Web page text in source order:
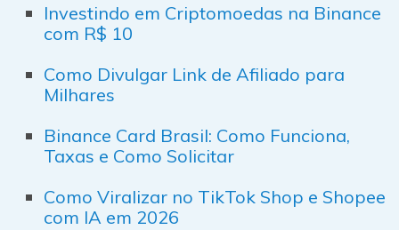
Investindo em Criptomoedas na Binance
com R$ 10
Como Divulgar Link de Afiliado para
Milhares
Binance Card Brasil: Como Funciona,
Taxas e Como Solicitar
Como Viralizar no TikTok Shop e Shopee
com IA em 2026